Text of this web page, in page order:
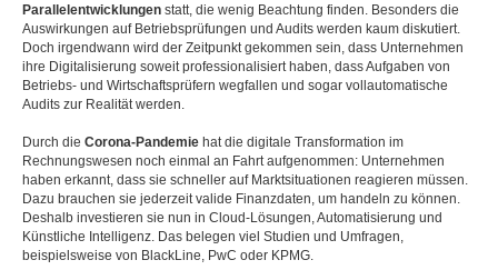
Parallelentwicklungen statt, die wenig Beachtung finden. Besonders die
Auswirkungen auf Betriebsprüfungen und Audits werden kaum diskutiert.
Doch irgendwann wird der Zeitpunkt gekommen sein, dass Unternehmen
ihre Digitalisierung soweit professionalisiert haben, dass Aufgaben von
Betriebs- und Wirtschaftsprüfern wegfallen und sogar vollautomatische
Audits zur Realität werden.
Durch die Corona-Pandemie hat die digitale Transformation im
Rechnungswesen noch einmal an Fahrt aufgenommen: Unternehmen
haben erkannt, dass sie schneller auf Marktsituationen reagieren müssen.
Dazu brauchen sie jederzeit valide Finanzdaten, um handeln zu können.
Deshalb investieren sie nun in Cloud-Lösungen, Automatisierung und
Künstliche Intelligenz. Das belegen viel Studien und Umfragen,
beispielsweise von BlackLine, PwC oder KPMG.